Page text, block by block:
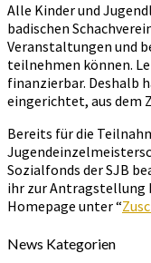
Alle Kinder und
badischen
Veranstaltungen und
teilnehmen können.
finanzierbar. Deshalb
eingerichtet, aus dem
Bereits für die
Sozialfonds der SJB
ihr zur Antragstellung
Homepage unter “
News Kategorien